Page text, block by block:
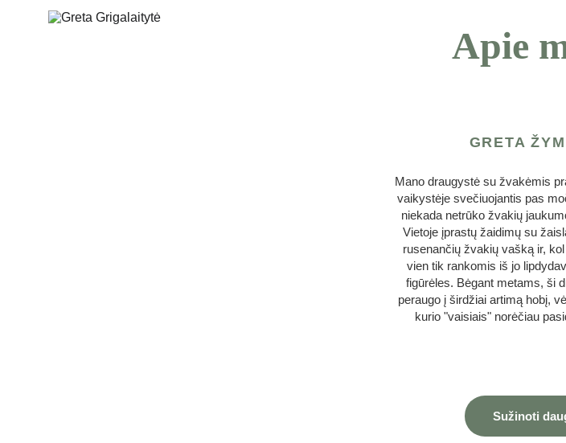
Apie
GRETA
Mano draugystė su žvakėmis
vaikystėje svečiuojantis pas
niekada netrūko žvakių
Vietoje įprastų žaidimų su
rusenančių žvakių vašką ir,
vien tik rankomis iš jo
figūrėles. Bėgant metams, ši
peraugo į širdžiai artimą hobį,
kurio "vaisiais" norėčiau
Sužinoti